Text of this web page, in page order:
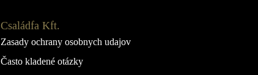
Családfa Kft.
Zasady ochrany osobnych udajov
Často kladené otázky